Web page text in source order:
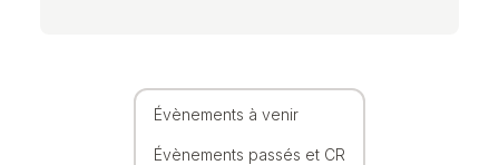
Évènements à venir
Évènements passés et CR